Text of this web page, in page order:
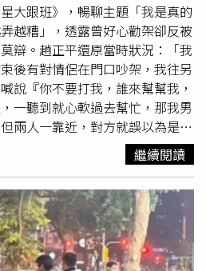
大跟班》，暢聊主題「我是真的
越糟」，透露曾好心勸架卻反被
辯。趙正平還原當時狀況：「我
後有對情侶在門口吵架，我往另
說『你不要打我，誰來幫幫我，
一聽到就心軟過去幫忙，那我男
兩人一靠近，對方就誤以為是要
經紀人去擋，男生勾到經紀人的
打到她，我趕快去拉，但我也沒
不死警察到了，警察看到我站在
他女友也說『他打我男友』，我
現場有其他民眾有拿手機錄影：
邊就有人在看了，然後從頭到尾
察講，證明我的清白。」
繼續閱讀